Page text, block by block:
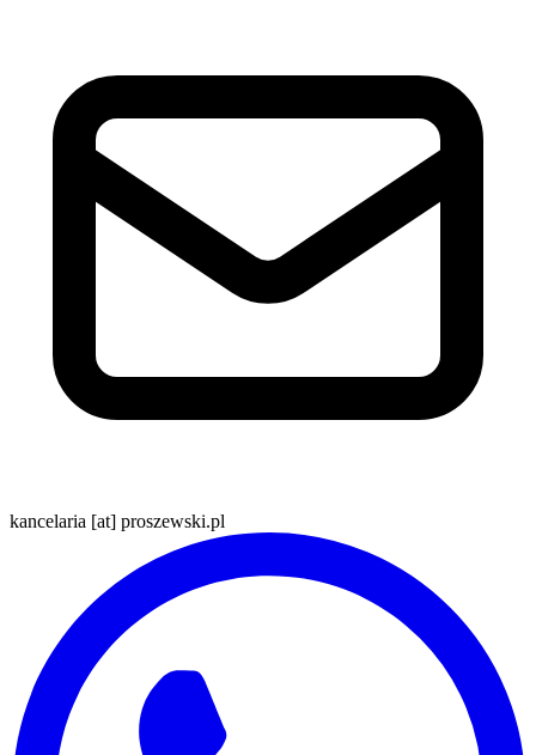
kancelaria [at] proszewski.pl